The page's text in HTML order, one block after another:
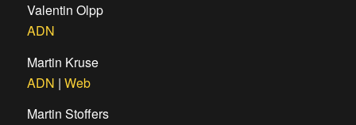
Valentin Olpp
ADN
Martin Kruse
ADN | Web
Martin Stoffers